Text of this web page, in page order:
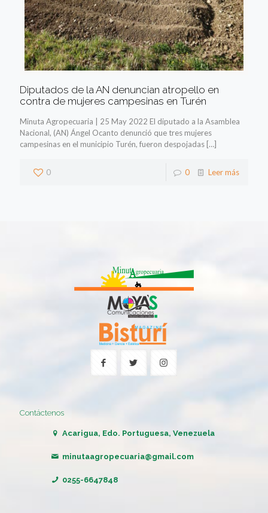
Diputados de la AN denuncian atropello en
contra de mujeres campesinas en Turén
Minuta Agropecuaria | 25 May 2022 El diputado a la Asamblea
Nacional, (AN) Ángel Ocanto denunció que tres mujeres
campesinas en el municipio Turén, fueron despojadas […]
0 0 Leer más
Contáctenos
Acarigua, Edo. Portuguesa, Venezuela
minutaagropecuaria@gmail.com
0255-6647848